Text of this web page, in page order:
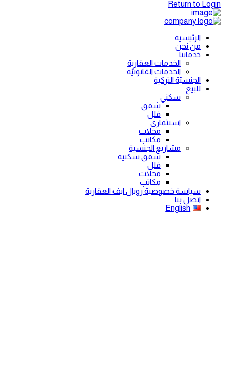
Return to Login
الرئيسية
من نحن
خدماتنا
الخدمات العقارية
الخدمات القانونيّة
الجنسيّة التركية
للبيع
سكني
شقق
فلل
استثماري
محلات
مكاتب
مشاريع الجنسية
شقق سكنية
فلل
محلات
مكاتب
سياسة خصوصية رويال ايف العقارية
اتصل بنا
English